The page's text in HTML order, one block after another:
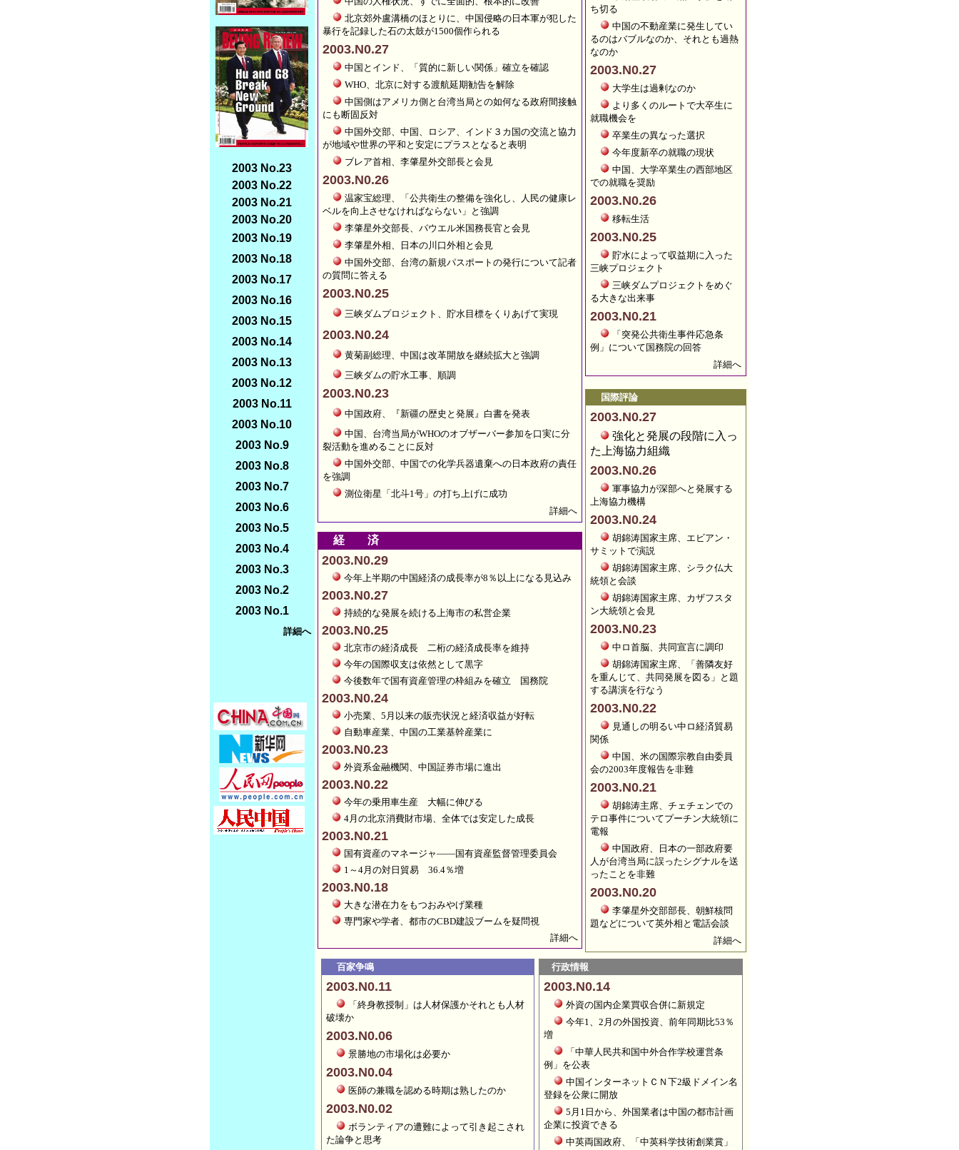
2003 No.23
2003 No.22
2003 No.21
2003 No.20
2003 No.19
2003 No.18
2003 No.17
2003 No.16
2003 No.15
2003 No.14
2003 No.13
2003 No.12
2003 No.11
2003 No.10
2003 No.9
2003 No.8
2003 No.7
2003 No.6
2003 No.5
2003 No.4
2003 No.3
2003 No.2
2003 No.1
詳細へ
北京郊外盧溝橋のほとりに、中国侵略の日本軍が犯した
暴行を記録した石の太鼓が1500個作られる
2003.N0.27
中国とインド、「質的に新しい関係」確立を確認
WHO、北京に対する渡航延期勧告を解除
中国側はアメリカ側と台湾当局との如何なる政府間接触
にも断固反対
中国外交部、中国、ロシア、インド３カ国の交流と協力
が地域や世界の平和と安定にプラスとなると表明
ブレア首相、李肇星外交部長と会見
2003.N0.26
温家宝総理、「公共衛生の整備を強化し、人民の健康レ
ベルを向上させなければならない」と強調
李肇星外交部長、パウエル米国務長官と会見
李肇星外相、日本の川口外相と会見
中国外交部、台湾の新規パスポートの発行について記者
の質問に答える
2003.N0.25
三峡ダムプロジェクト、貯水目標をくりあげて実現
2003.N0.24
黄菊副総理、中国は改革開放を継続拡大と強調
三峡ダムの貯水工事、順調
2003.N0.23
中国政府、『新疆の歴史と発展』白書を発表
中国、台湾当局がWHOのオブザーバー参加を口実に分
裂活動を進めることに反対
中国外交部、中国での化学兵器遺棄への日本政府の責任
を強調
測位衛星「北斗1号」の打ち上げに成功
詳細へ
ち切る
中国の不動産業に発生してい
るのはバブルなのか、それとも過熱
なのか
2003.N0.27
大学生は過剰なのか
より多くのルートで大卒生に
就職機会を
卒業生の異なった選択
今年度新卒の就職の現状
中国、大学卒業生の西部地区
での就職を奨励
2003.N0.26
移転生活
2003.N0.25
貯水によって収益期に入った
三峡プロジェクト
三峡ダムプロジェクトをめぐ
る大きな出来事
2003.N0.21
「突発公共衛生事件応急条
例」について国務院の回答
詳細へ
国際評論
2003.N0.27
強化と発展の段階に入っ
た上海協力組織
2003.N0.26
軍事協力が深部へと発展する
上海協力機構
2003.N0.24
胡錦涛国家主席、エビアン・
サミットで演説
胡錦涛国家主席、シラク仏大
統領と会談
胡錦涛国家主席、カザフスタ
ン大統領と会見
2003.N0.23
中ロ首脳、共同宣言に調印
胡錦涛国家主席、「善隣友好
を重んじて、共同発展を図る」と題
する講演を行なう
2003.N0.22
見通しの明るい中ロ経済貿易
関係
中国、米の国際宗教自由委員
会の2003年度報告を非難
2003.N0.21
胡錦涛主席、チェチェンでの
テロ事件についてプーチン大統領に
電報
中国政府、日本の一部政府要
人が台湾当局に誤ったシグナルを送
ったことを非難
2003.N0.20
李肇星外交部部長、朝鮮核問
題などについて英外相と電話会談
詳細へ
経 済
2003.N0.29
今年上半期の中国経済の成長率が8％以上になる見込み
2003.N0.27
持続的な発展を続ける上海市の私営企業
2003.N0.25
北京市の経済成長 二桁の経済成長率を維持
今年の国際収支は依然として黒字
今後数年で国有資産管理の枠組みを確立 国務院
2003.N0.24
小売業、5月以来の販売状況と経済収益が好転
自動車産業、中国の工業基幹産業に
2003.N0.23
外資系金融機関、中国証券市場に進出
2003.N0.22
今年の乗用車生産 大幅に伸びる
4月の北京消費財市場、全体では安定した成長
2003.N0.21
国有資産のマネージャ――国有資産監督管理委員会
1～4月の対日貿易 36.4％増
2003.N0.18
大きな潜在力をもつおみやげ業種
専門家や学者、都市のCBD建設ブームを疑問視
詳細へ
百家争鳴
2003.N0.11
「終身教授制」は人材保護かそれとも人材
破壊か
2003.N0.06
景勝地の市場化は必要か
2003.N0.04
医師の兼職を認める時期は熟したのか
2003.N0.02
ボランティアの遭難によって引き起こされ
た論争と思考
行政情報
2003.N0.14
外資の国内企業買収合併に新規定
今年1、2月の外国投資、前年同期比53％
増
「中華人民共和国中外合作学校運営条
例」を公表
中国インターネットＣＮ下2級ドメイン名
登録を公衆に開放
5月1日から、外国業者は中国の都市計画
企業に投資できる
中英両国政府、「中英科学技術創業賞」